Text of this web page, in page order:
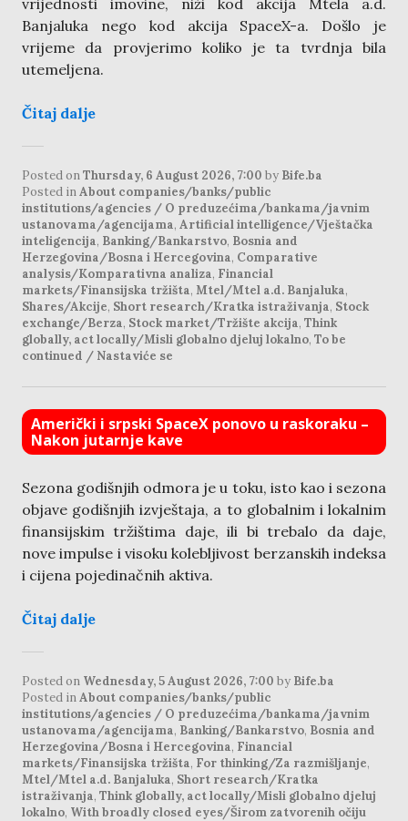
vrijednosti imovine, niži kod akcija Mtela a.d.
Banjaluka nego kod akcija SpaceX-a. Došlo je
vrijeme da provjerimo koliko je ta tvrdnja bila
utemeljena.
Čitaj dalje
Posted onThursday, 6 August 2026, 7:00 by Bife.ba
Posted inAbout companies/banks/public
institutions/agencies / O preduzećima/bankama/javnim
ustanovama/agencijama, Artificial intelligence/Vještačka
inteligencija, Banking/Bankarstvo, Bosnia and
Herzegovina/Bosna i Hercegovina, Comparative
analysis/Komparativna analiza, Financial
markets/Finansijska tržišta, Mtel/Mtel a.d. Banjaluka,
Shares/Akcije, Short research/Kratka istraživanja, Stock
exchange/Berza, Stock market/Tržište akcija, Think
globally, act locally/Misli globalno djeluj lokalno, To be
continued / Nastaviće se
Američki i srpski SpaceX ponovo u raskoraku –
Nakon jutarnje kave
Sezona godišnjih odmora je u toku, isto kao i sezona
objave godišnjih izvještaja, a to globalnim i lokalnim
finansijskim tržištima daje, ili bi trebalo da daje,
nove impulse i visoku kolebljivost berzanskih indeksa
i cijena pojedinačnih aktiva.
Čitaj dalje
Posted on Wednesday, 5 August 2026, 7:00 by Bife.ba
Posted inAbout companies/banks/public
institutions/agencies / O preduzećima/bankama/javnim
ustanovama/agencijama, Banking/Bankarstvo, Bosnia and
Herzegovina/Bosna i Hercegovina, Financial
markets/Finansijska tržišta, For thinking/Za razmišljanje,
Mtel/Mtel a.d. Banjaluka, Short research/Kratka
istraživanja, Think globally, act locally/Misli globalno djeluj
lokalno, With broadly closed eyes/Širom zatvorenih očiju